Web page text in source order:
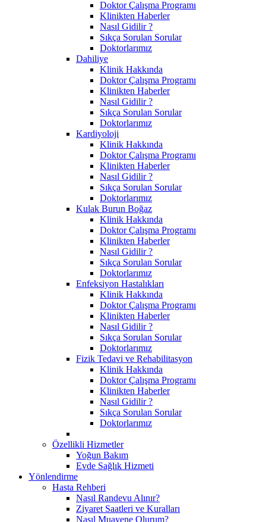
Doktor Çalışma Programı
Klinikten Haberler
Nasıl Gidilir ?
Sıkça Sorulan Sorular
Doktorlarımız
Dahiliye
Klinik Hakkında
Doktor Çalışma Programı
Klinikten Haberler
Nasıl Gidilir ?
Sıkça Sorulan Sorular
Doktorlarımız
Kardiyoloji
Klinik Hakkında
Doktor Çalışma Programı
Klinikten Haberler
Nasıl Gidilir ?
Sıkça Sorulan Sorular
Doktorlarımız
Kulak Burun Boğaz
Klinik Hakkında
Doktor Çalışma Programı
Klinikten Haberler
Nasıl Gidilir ?
Sıkça Sorulan Sorular
Doktorlarımız
Enfeksiyon Hastalıkları
Klinik Hakkında
Doktor Çalışma Programı
Klinikten Haberler
Nasıl Gidilir ?
Sıkça Sorulan Sorular
Doktorlarımız
Fizik Tedavi ve Rehabilitasyon
Klinik Hakkında
Doktor Çalışma Programı
Klinikten Haberler
Nasıl Gidilir ?
Sıkça Sorulan Sorular
Doktorlarımız
Özellikli Hizmetler
Yoğun Bakım
Evde Sağlık Hizmeti
Yönlendirme
Hasta Rehberi
Nasıl Randevu Alınır?
Ziyaret Saatleri ve Kuralları
Nasıl Muayene Olurum?